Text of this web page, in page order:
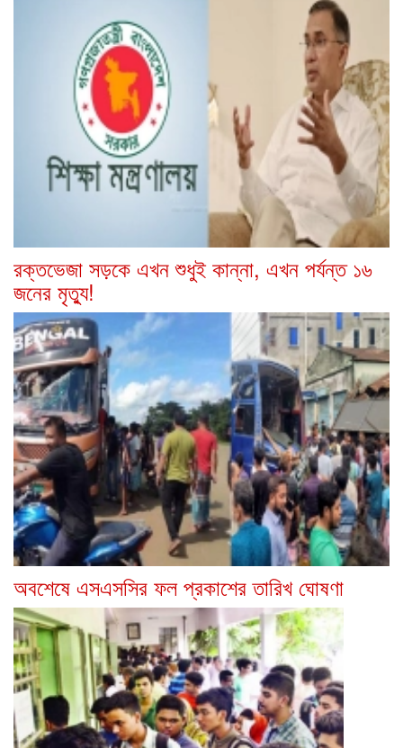
রক্তভেজা সড়কে এখন শুধুই কান্না, এখন পর্যন্ত ১৬
জনের মৃত্যু!
অবশেষে এসএসসির ফল প্রকাশের তারিখ ঘোষণা